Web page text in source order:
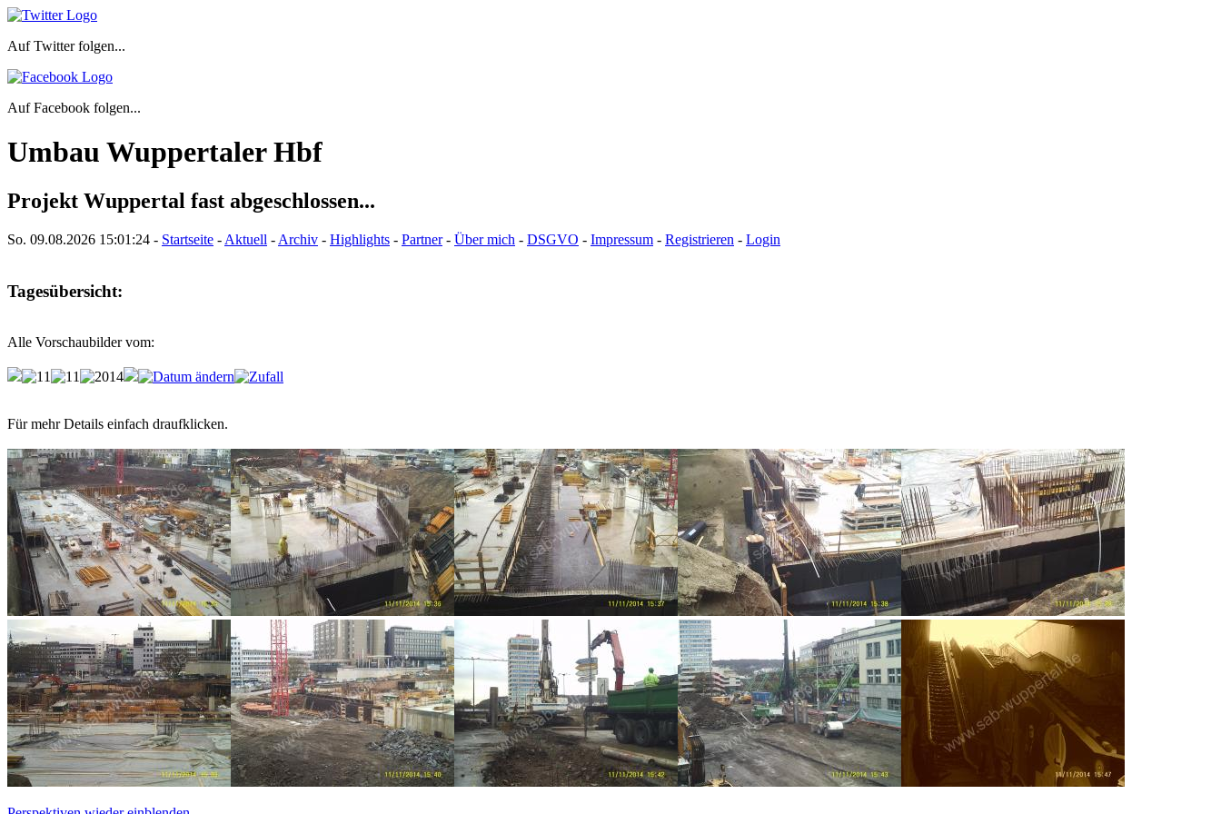
Auf Twitter folgen...
Auf Facebook folgen...
Umbau Wuppertaler Hbf
Projekt Wuppertal fast abgeschlossen...
So. 09.08.2026 15:01:24 - Startseite - Aktuell - Archiv - Highlights - Partner- Über mich - DSGVO - Impressum - Registrieren - Login
Tagesübersicht:
Alle Vorschaubilder vom:
Für mehr Details einfach draufklicken.